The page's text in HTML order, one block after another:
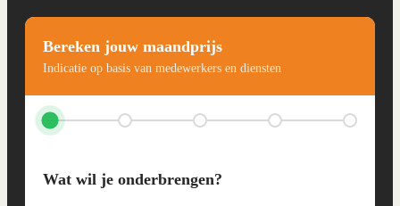
Bereken jouw maandprijs
Indicatie op basis van medewerkers en diensten
Wat wil je onderbrengen?